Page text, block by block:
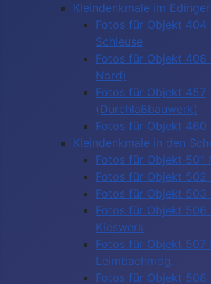
Kleindenkmale im
Fotos für Objekt 404
Schleuse
Fotos für Objekt 408
Nord)
Fotos für Objekt 457
(Durchlaßbauwerk)
Fotos für Objekt 460
Kleindenkmale in den
Fotos für Objekt 501
Fotos für Objekt 502
Fotos für Objekt 503
Fotos für Objekt 506
Kieswerk
Fotos für Objekt 507
Leimbachmdg.
Fotos für Objekt 508